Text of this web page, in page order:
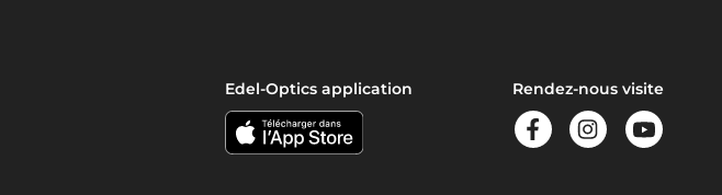
Edel-Optics application Rendez-nous visite